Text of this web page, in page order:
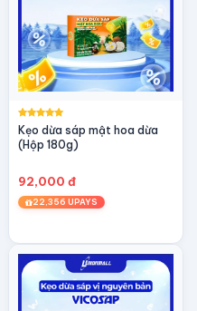
Kẹo dừa sáp mật hoa dừa
(Hộp 180g)
92,000 đ
22,356 UPAYS